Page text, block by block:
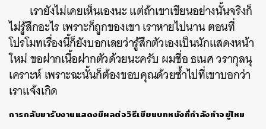
เรายังไม่เคยเห็นเองนะ แต่ถ้าเขาเขียนอย่างนั้นจริงก็
ไม่รู้สึกอะไร เพราะก็ถูกของเขา เราหายไปนาน ตอนที่
โปรโมทเรื่องนี้ก็ยังบอกเลยว่ารู้สึกตัวเองเป็นนักแสดงหน้า
ใหม่ ขอฝากเนื้อฝากตัวด้วยนะครับ ผมชื่อ ธเนศ วรากุลนุ
เคราะห์ เพราะฉะนั้นก็ต้องขอบคุณด้วยซ้ำไปที่เขาบอกว่า
เราแจ้งเกิด
การกลับมารับงานแสดงมีผลต่อวิธีเขียนบทหนังที่กำลังทำอยู่ไหม